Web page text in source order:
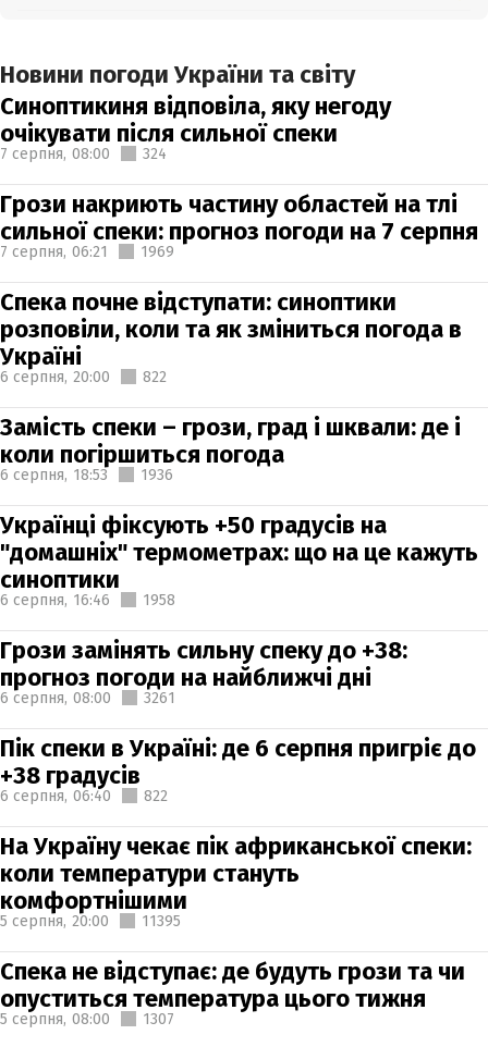
Новини погоди України та світу
Синоптикиня відповіла, яку негоду
очікувати після сильної спеки
7 серпня, 08:00 324
Грози накриють частину областей на тлі
сильної спеки: прогноз погоди на 7 серпня
7 серпня, 06:21 1969
Спека почне відступати: синоптики
розповіли, коли та як зміниться погода в
Україні
6 серпня, 20:00 822
Замість спеки – грози, град і шквали: де і
коли погіршиться погода
6 серпня, 18:53 1936
Українці фіксують +50 градусів на
"домашніх" термометрах: що на це кажуть
синоптики
6 серпня, 16:46 1958
Грози замінять сильну спеку до +38:
прогноз погоди на найближчі дні
6 серпня, 08:00 3261
Пік спеки в Україні: де 6 серпня пригріє до
+38 градусів
6 серпня, 06:40 822
На Україну чекає пік африканської спеки:
коли температури стануть
комфортнішими
5 серпня, 20:00 11395
Спека не відступає: де будуть грози та чи
опуститься температура цього тижня
5 серпня, 08:00 1307